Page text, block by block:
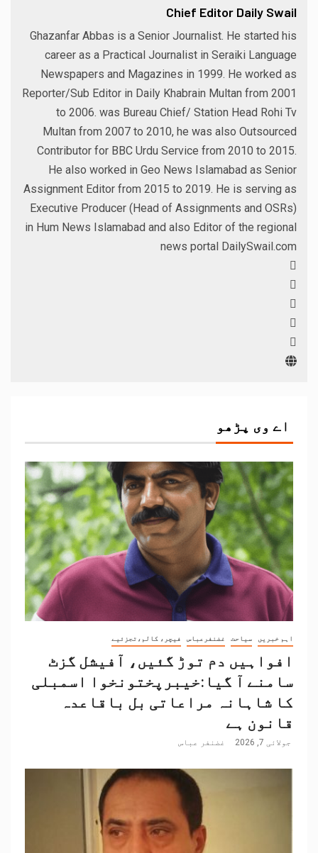
Chief Editor Daily Swail
Ghazanfar Abbas is a Senior Journalist. He started his
career as a Practical Journalist in Seraiki Language
Newspapers and Magazines in 1999. He worked as
Reporter/Sub Editor in Daily Khabrain Multan from 2001
to 2006. was Bureau Chief/ Station Head Rohi Tv
Multan from 2007 to 2010, he was also Outsourced
Contributor for BBC Urdu Service from 2010 to 2015.
He also worked in Geo News Islamabad as Senior
Assignment Editor from 2015 to 2019. He is serving as
Executive Producer (Head of Assignments and OSRs)
in Hum News Islamabad and also Editor of the regional
news portal DailySwail.com
اے وی پڑھو
اہم خبریں سیاحت غضنفرعباس فیچر، کالم،تجزئیے
افواہیں دم توڑ گئیں، آفیشل گزٹ
سامنے آ گیا:خیبرپختونخوا اسمبلی
کا شاہانہ مراعاتی بل باقاعدہ
قانون ہے
جولائی 7, 2026 غضنفر عباس